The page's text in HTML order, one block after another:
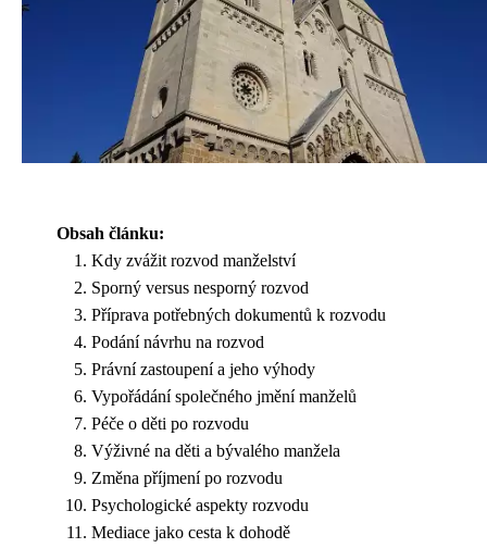
Obsah článku:
Kdy zvážit rozvod manželství
Sporný versus nesporný rozvod
Příprava potřebných dokumentů k rozvodu
Podání návrhu na rozvod
Právní zastoupení a jeho výhody
Vypořádání společného jmění manželů
Péče o děti po rozvodu
Výživné na děti a bývalého manžela
Změna příjmení po rozvodu
Psychologické aspekty rozvodu
Mediace jako cesta k dohodě